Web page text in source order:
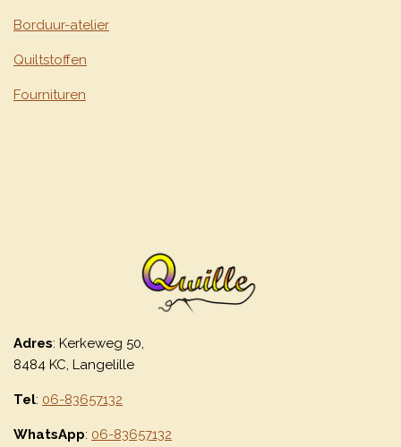
Borduur-atelier
Quiltstoffen
Fournituren
Adres: Kerkeweg 50,
8484 KC, Langelille
Tel: 06-83657132
WhatsApp: 06-83657132